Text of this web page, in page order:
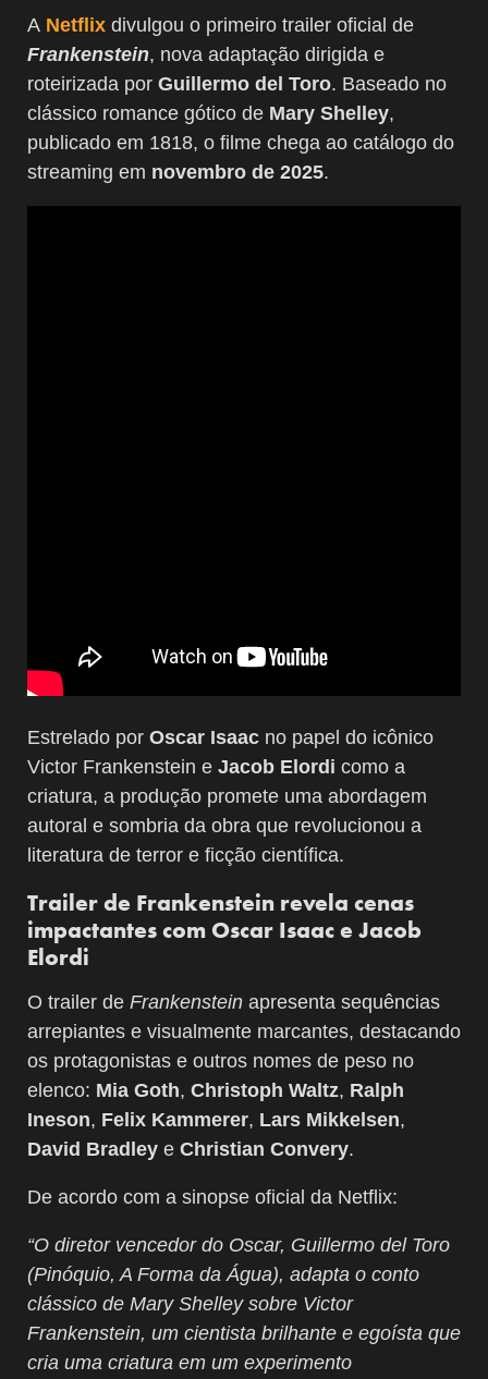
A Netflix divulgou o primeiro trailer oficial de
Frankenstein, nova adaptação dirigida e
roteirizada por Guillermo del Toro. Baseado no
clássico romance gótico de Mary Shelley,
publicado em 1818, o filme chega ao catálogo do
streaming em novembro de 2025.
Estrelado por Oscar Isaac no papel do icônico
Victor Frankenstein e Jacob Elordi como a
criatura, a produção promete uma abordagem
autoral e sombria da obra que revolucionou a
literatura de terror e ficção científica.
Trailer de Frankenstein revela cenas
impactantes com Oscar Isaac e Jacob
Elordi
O trailer de Frankenstein apresenta sequências
arrepiantes e visualmente marcantes, destacando
os protagonistas e outros nomes de peso no
elenco: Mia Goth, Christoph Waltz, Ralph
Ineson, Felix Kammerer, Lars Mikkelsen,
David Bradley e Christian Convery.
De acordo com a sinopse oficial da Netflix:
“O diretor vencedor do Oscar, Guillermo del Toro
(Pinóquio, A Forma da Água), adapta o conto
clássico de Mary Shelley sobre Victor
Frankenstein, um cientista brilhante e egoísta que
cria uma criatura em um experimento